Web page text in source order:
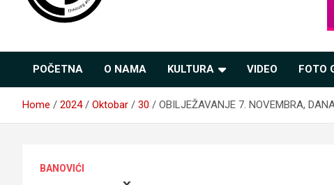
informisanje Banovići
POČETNA O NAMA KULTURA VIDEO FOTO
Home 2024 Oktobar 30 OBILJEŽAVANJE 7. NOVEMBRA,
BANOVIĆI